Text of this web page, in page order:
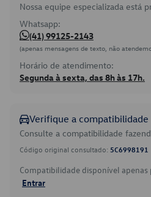
Nossa equipe especializada está
Whatsapp:
(41) 99125-2143
(apenas mensagens de texto, não
Horário de atendimento:
Segunda à sexta, das 8h às 17h.
Verifique a compatibilidade
Consulte a compatibilidade
Código original consultado: 5C6998191
Compatibilidade disponível
Entrar